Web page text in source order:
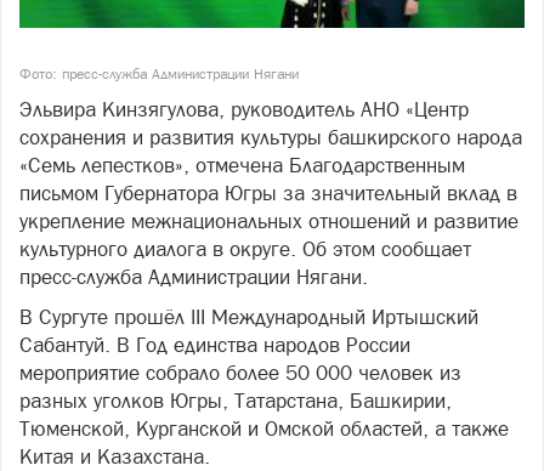
Фото: пресс-служба Администрации Нягани
Эльвира Кинзягулова, руководитель АНО «Центр
сохранения и развития культуры башкирского народа
«Семь лепестков», отмечена Благодарственным
письмом Губернатора Югры за значительный вклад в
укрепление межнациональных отношений и развитие
культурного диалога в округе. Об этом сообщает
пресс-служба Администрации Нягани.
В Сургуте прошёл III Международный Иртышский
Сабантуй. В Год единства народов России
мероприятие собрало более 50 000 человек из
разных уголков Югры, Татарстана, Башкирии,
Тюменской, Курганской и Омской областей, а также
Китая и Казахстана.